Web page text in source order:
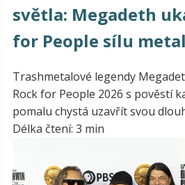
světla: Megadeth
for People sílu
Trashmetalové legendy
Rock for People 2026 s pověstí
pomalu chystá uzavřít svou
Délka čtení: 3 min